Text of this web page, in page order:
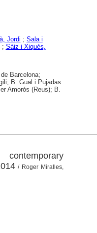
Jordi ; Sala i
; Sàiz i Xiqués,
Barcelona;
B. Gual i Pujadas
Amorós (Reus); B.
/ Roger Miralles,